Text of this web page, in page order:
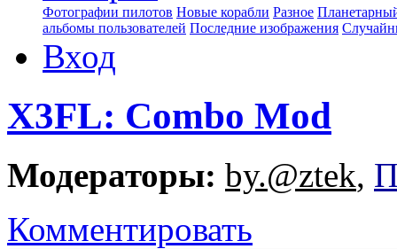
Фотографии пилотов Новые корабли Разное
альбомы пользователей Последние изображения
Вход
X3FL: Combo Mod
Модераторы: by.@ztek,
Комментировать